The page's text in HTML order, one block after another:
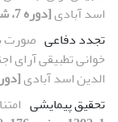
اسد آبادی[دوره 7، شماره 3، 1392، صفحه 54-74]
تجدد دفاعی صورت
خوانی تطبیقی آرای
الدین اسد آبادی[دوره 7، شماره 3،
تحقیق پیمایشی